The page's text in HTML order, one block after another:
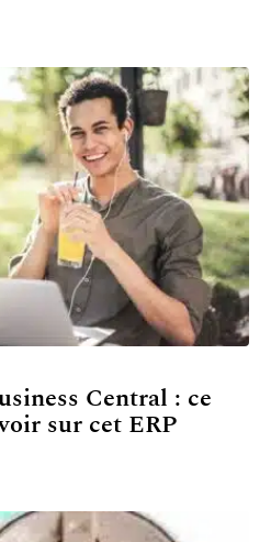
Central : ce
sur cet ERP